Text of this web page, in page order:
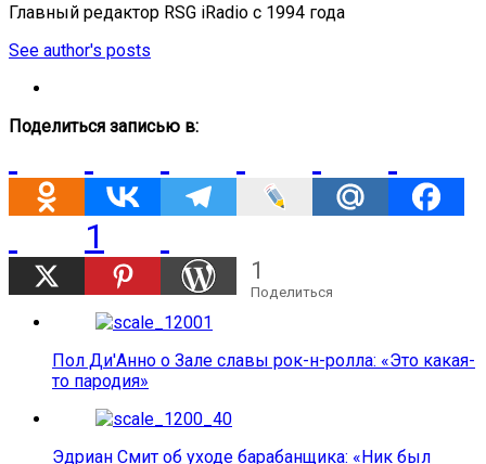
Главный редактор RSG iRadio с 1994 года
See author's posts
Поделиться записью в:
1
1
Поделиться
Пол Ди'Анно о Зале славы рок-н-ролла: «Это какая-
то пародия»
Эдриан Смит об уходе барабанщика: «Ник был